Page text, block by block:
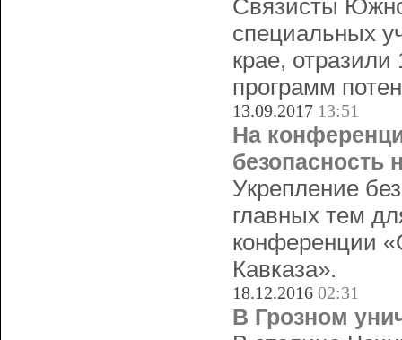
Связисты
специальных
крае, отразили
программ
13.09.2017 13:51
На
безопасность
Укрепление
главных тем
конференции
Кавказа».
18.12.2016 02:31
В Грозном